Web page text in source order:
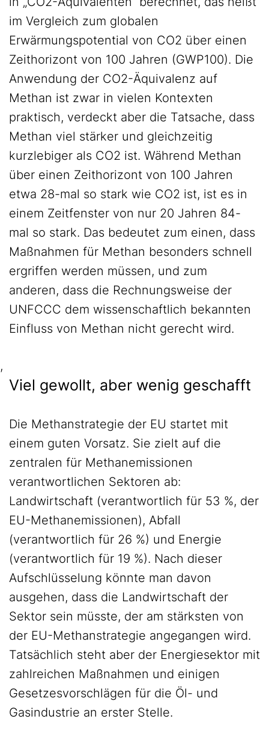
im Vergleich zum globalen
Erwärmungspotential von CO2 über einen
Zeithorizont von 100 Jahren (GWP100). Die
Anwendung der CO2-Äquivalenz auf
Methan ist zwar in vielen Kontexten
praktisch, verdeckt aber die Tatsache, dass
Methan viel stärker und gleichzeitig
kurzlebiger als CO2 ist. Während Methan
über einen Zeithorizont von 100 Jahren
etwa 28-mal so stark wie CO2 ist, ist es in
einem Zeitfenster von nur 20 Jahren 84-
mal so stark. Das bedeutet zum einen, dass
Maßnahmen für Methan besonders schnell
ergriffen werden müssen, und zum
anderen, dass die Rechnungsweise der
UNFCCC dem wissenschaftlich bekannten
Einfluss von Methan nicht gerecht wird.
,
Viel gewollt, aber wenig geschafft
Die Methanstrategie der EU startet mit
einem guten Vorsatz. Sie zielt auf die
zentralen für Methanemissionen
verantwortlichen Sektoren ab:
Landwirtschaft (verantwortlich für 53 %, der
EU-Methanemissionen), Abfall
(verantwortlich für 26 %) und Energie
(verantwortlich für 19 %). Nach dieser
Aufschlüsselung könnte man davon
ausgehen, dass die Landwirtschaft der
Sektor sein müsste, der am stärksten von
der EU-Methanstrategie angegangen wird.
Tatsächlich steht aber der Energiesektor mit
zahlreichen Maßnahmen und einigen
Gesetzesvorschlägen für die Öl- und
Gasindustrie an erster Stelle.